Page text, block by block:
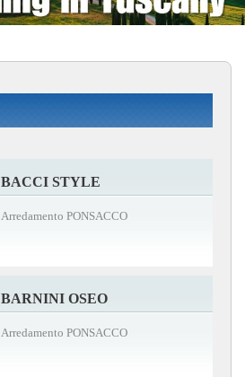
BACCI STYLE
Arredamento PONSACCO
BARNINI OSEO
Arredamento PONSACCO